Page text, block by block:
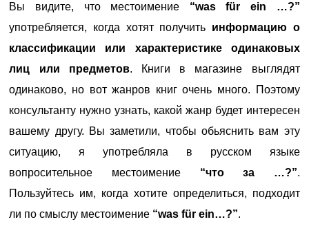
Вы видите, что местоимение “was für ein …?”
употребляется, когда хотят получить информацию о
классификации или характеристике одинаковых
лиц или предметов. Книги в магазине выглядят
одинаково, но вот жанров книг очень много. Поэтому
консультанту нужно узнать, какой жанр будет интересен
вашему другу. Вы заметили, чтобы обьяснить вам эту
ситуацию, я употребляла в русском языке
вопросительное местоимение “что за …?”.
Пользуйтесь им, когда хотите определиться, подходит
ли по смыслу местоимение “was für ein…?”.